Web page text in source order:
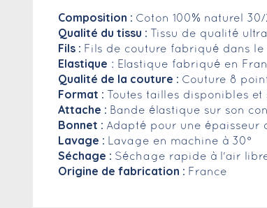
Composition : Coton 100% naturel 30/
Qualité du tissu : Tissu de qualité
Fils : Fils de couture fabriqué dans
Elastique : Elastique fabriqué en
Qualité de la couture : Couture 8
Format : Toutes tailles disponibles
Attache : Bande élastique sur son
Bonnet : Adapté pour une épaisseur
Lavage : Lavage en machine à 30°
Séchage : Séchage rapide à l'air
Origine de fabrication : France